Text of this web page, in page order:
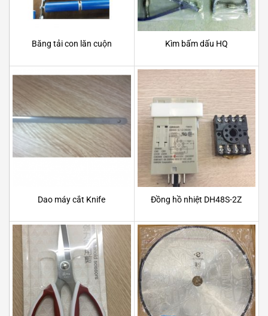
Băng tải con lăn cuộn Kìm bấm dấu HQ
Dao máy cắt Knife Đồng hồ nhiệt DH48S-2Z